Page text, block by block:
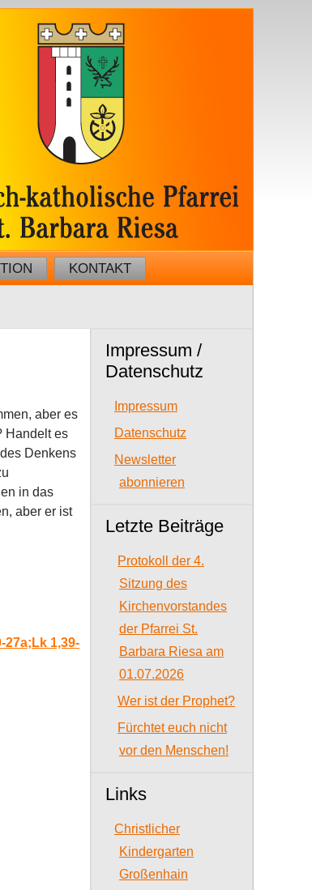
KONTAKT
aber es
Handelt es
Denkens
in das
aber er ist
27a;Lk 1,39-
Impressum /
Datenschutz
Impressum
Datenschutz
Newsletter
abonnieren
Letzte Beiträge
Protokoll der 4.
Sitzung des
Kirchenvorstandes
der Pfarrei St.
Barbara Riesa am
01.07.2026
Wer ist der Prophet?
Fürchtet euch nicht
vor den Menschen!
Links
Christlicher
Kindergarten
Großenhain